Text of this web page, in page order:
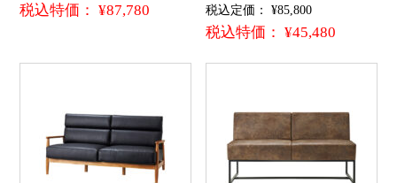
税込特価： ¥87,780
税込定価： ¥85,800
税込特価： ¥45,480